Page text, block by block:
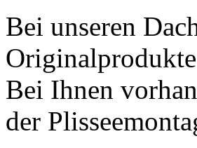
Bei unseren
Bei Ihnen
der